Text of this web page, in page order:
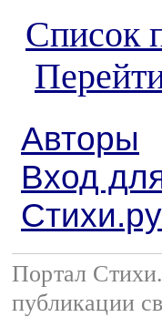
Список
Авторы
Вход
Стихи.ру
Портал
публикации